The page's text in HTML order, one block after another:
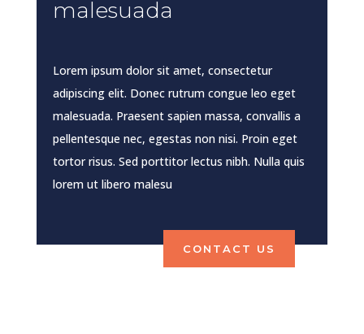
malesuada
Lorem ipsum dolor sit amet, consectetur
adipiscing elit. Donec rutrum congue leo eget
malesuada. Praesent sapien massa, convallis a
pellentesque nec, egestas non nisi. Proin eget
tortor risus. Sed porttitor lectus nibh. Nulla quis
lorem ut libero malesu
CONTACT US